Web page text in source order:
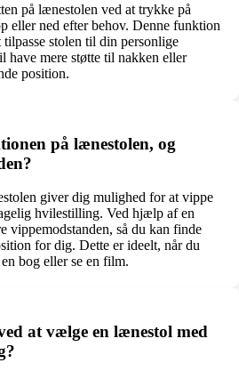
på lænestolen ved at trykke på
eller ned efter behov. Denne funktion
stolen til din personlige
have mere støtte til nakken eller
position.
på lænestolen, og
giver dig mulighed for at vippe
hvilestilling. Ved hjælp af en
vippemodstanden, så du kan finde
for dig. Dette er ideelt, når du
bog eller se en film.
at vælge en lænestol med